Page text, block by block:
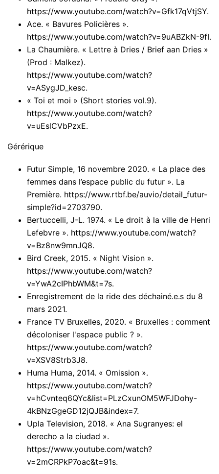
https://www.youtube.com/watch?v=Gfk17qVtjSY.
Ace. « Bavures Policières ».
https://www.youtube.com/watch?v=9uABZkN-9fI.
La Chaumière. « Lettre à Dries / Brief aan Dries »
(Prod : Malkez).
https://www.youtube.com/watch?
v=ASygJD_kesc.
« Toi et moi » (Short stories vol.9).
https://www.youtube.com/watch?
v=uEslCVbPzxE.
Gérérique
Futur Simple, 16 novembre 2020. « La place des
femmes dans l’espace public du futur ». La
Première. https://www.rtbf.be/auvio/detail_futur-
simple?id=2703790.
Bertuccelli, J-L. 1974. « Le droit à la ville de Henri
Lefebvre ». https://www.youtube.com/watch?
v=Bz8nw9mnJQ8.
Bird Creek, 2015. « Night Vision ».
https://www.youtube.com/watch?
v=YwA2cIPhbWM&t=7s.
Enregistrement de la ride des déchainé.e.s du 8
mars 2021.
France TV Bruxelles, 2020. « Bruxelles : comment
décoloniser l'espace public ? ».
https://www.youtube.com/watch?
v=XSV8Strb3J8.
Huma Huma, 2014. « Omission ».
https://www.youtube.com/watch?
v=hCvnteq6QYc&list=PLzCxunOM5WFJDohy-
4kBNzGgeGD12jQJB&index=7.
Upla Television, 2018. « Ana Sugranyes: el
derecho a la ciudad ».
https://www.youtube.com/watch?
v=2mCRPkP7oac&t=91s.